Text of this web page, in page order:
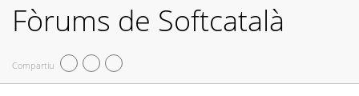
Fòrums de Softcatalà
Compartiu